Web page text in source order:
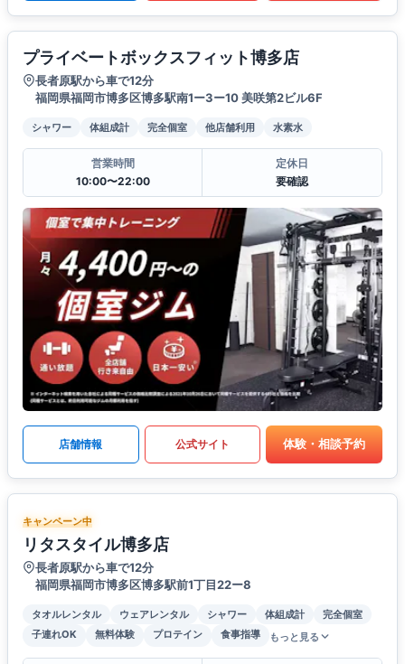
プライベートボックスフィット博多店
長者原駅から車で12分
福岡県福岡市博多区博多駅南1ー3ー10 美咲第2ビル6F
シャワー 体組成計 完全個室 他店舗利用 水素水
営業時間
10:00〜22:00
定休日
要確認
店舗情報 公式サイト 体験・相談予約
キャンペーン中
リタスタイル博多店
長者原駅から車で12分
福岡県福岡市博多区博多駅前1丁目22ー8
タオルレンタル ウェアレンタル シャワー 体組成計
完全個室
子連れOK
無料体験 プロテイン 食事指導 もっと見る